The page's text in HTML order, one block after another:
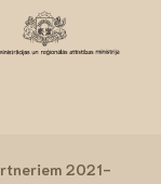
2021-